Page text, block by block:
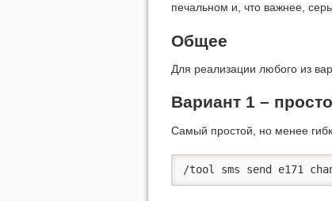
печальном и, что важнее,
Общее
Для реализации любого из
Вариант 1 –
Самый простой, но менее
/tool sms send e171